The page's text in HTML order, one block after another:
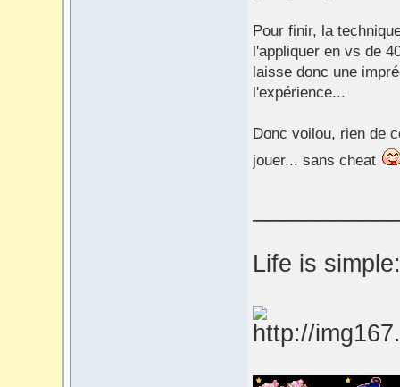
Pour finir, la
l'appliquer en vs de
laisse donc une
l'expérience...
Donc voilou, rien de
jouer... sans cheat
Life is